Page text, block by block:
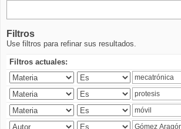
Filtros
Use filtros para refinar sus resultados.
Filtros actuales: